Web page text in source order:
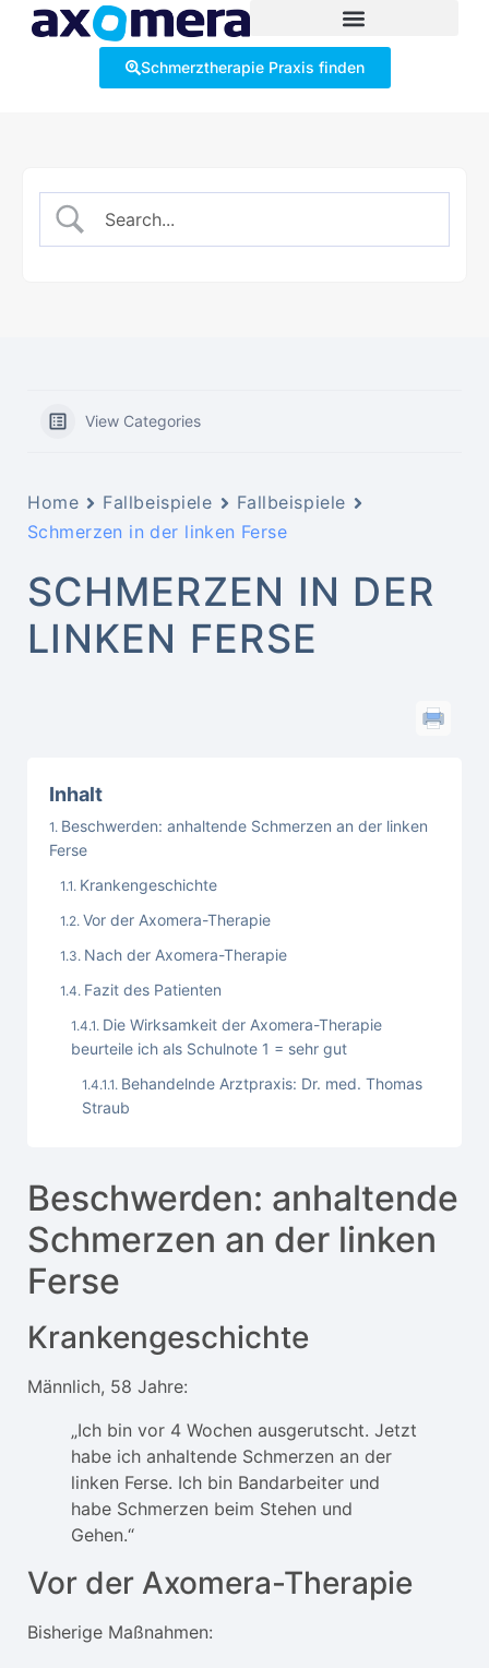
Schmerztherapie Praxis finden
View Categories
Home Fallbeispiele
Fallbeispiele
Schmerzen in der linken Ferse
SCHMERZEN IN DER
LINKEN FERSE
Inhalt
Beschwerden: anhaltende Schmerzen an der linken
Ferse
Krankengeschichte
Vor der Axomera-Therapie
Nach der Axomera-Therapie
Fazit des Patienten
Die Wirksamkeit der Axomera-Therapie
beurteile ich als Schulnote 1 = sehr gut
Behandelnde Arztpraxis: Dr. med. Thomas
Straub
Beschwerden: anhaltende
Schmerzen an der linken
Ferse
Krankengeschichte
Männlich, 58 Jahre:
„Ich bin vor 4 Wochen ausgerutscht. Jetzt
habe ich anhaltende Schmerzen an der
linken Ferse. Ich bin Bandarbeiter und
habe Schmerzen beim Stehen und
Gehen.“
Vor der Axomera-Therapie
Bisherige Maßnahmen: